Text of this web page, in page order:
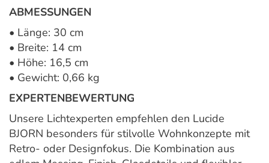
ABMESSUNGEN
• Länge: 30 cm
• Breite: 14 cm
• Höhe: 16,5 cm
• Gewicht: 0,66 kg
EXPERTENBEWERTUNG
Unsere Lichtexperten empfehlen den Lucide
BJORN besonders für stilvolle Wohnkonzepte mit
Retro- oder Designfokus. Die Kombination aus